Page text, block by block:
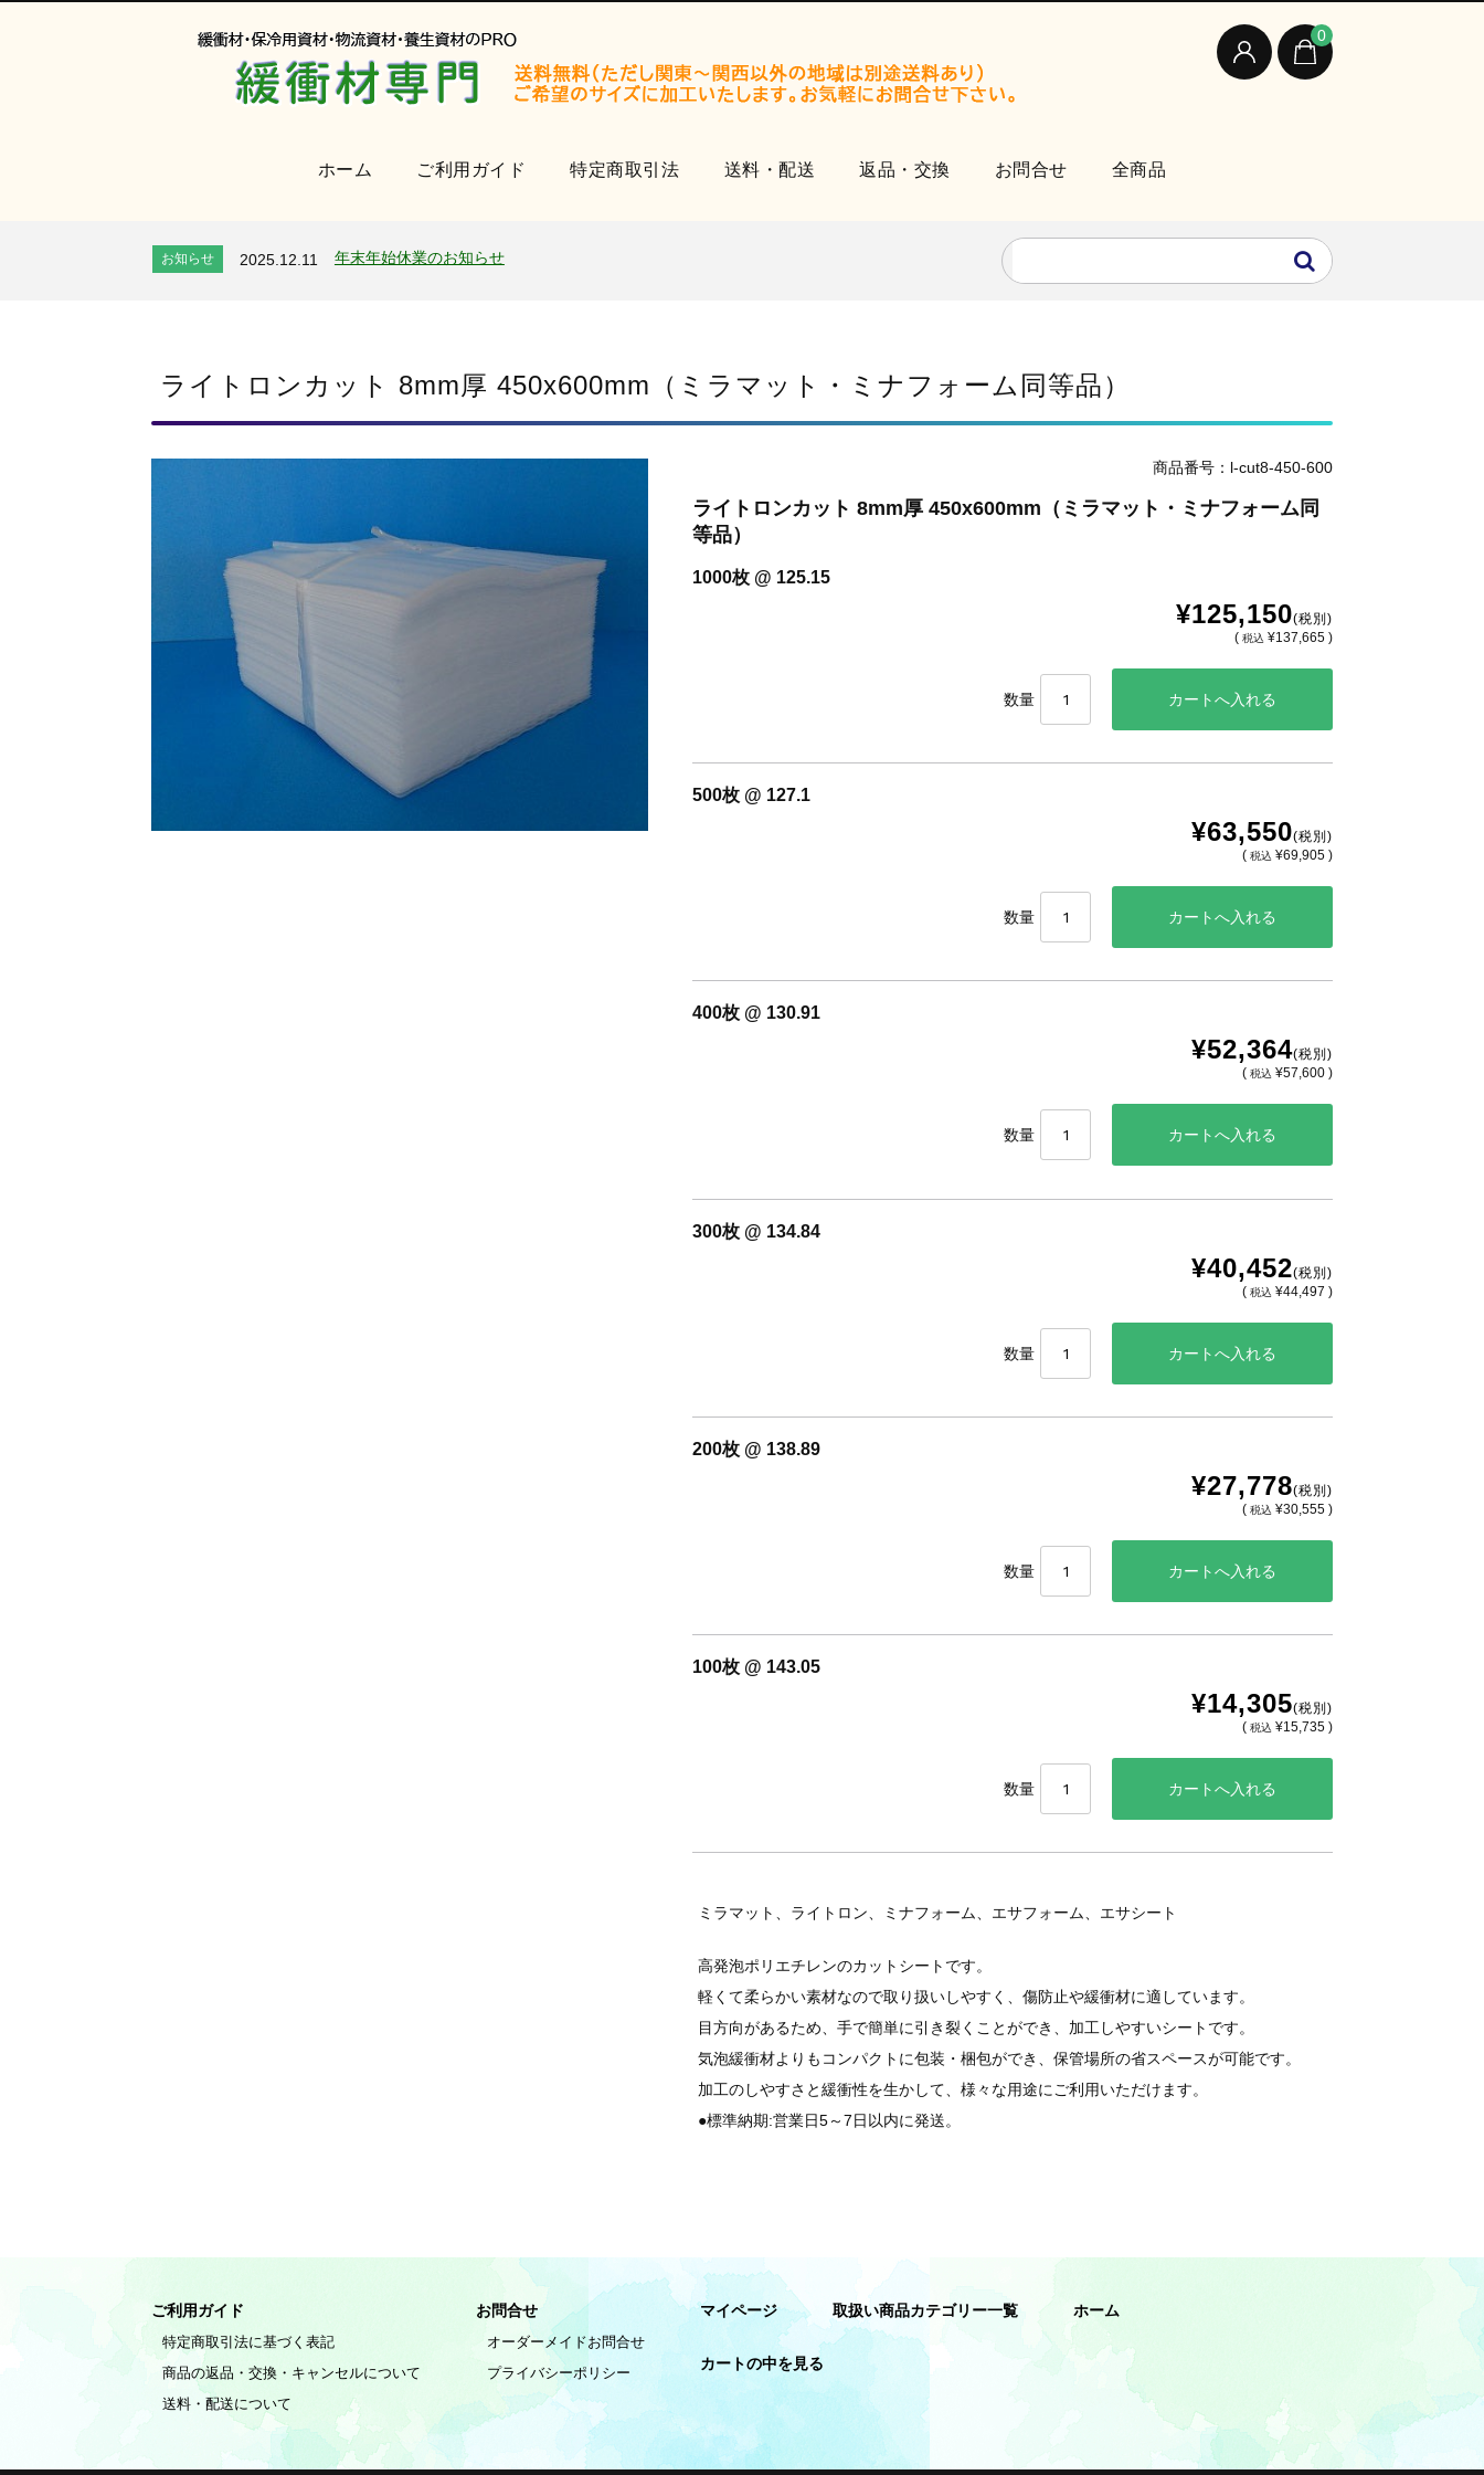
0
ホーム ご利用ガイド 特定商取引法 送料・配送 返品・交換 お問合せ 全商品
お知らせ 2025.12.11 年末年始休業のお知らせ
お知らせ 2026.7.24 2026年 夏季休業のお知らせ
ライトロンカット 8mm厚 450x600mm（ミラマット・ミナフォーム同等品）
商品番号：l-cut8-450-600
ライトロンカット 8mm厚 450x600mm（ミラマット・ミナフォーム同
等品）
1000枚 @ 125.15
¥125,150(税別)
( 税込 ¥137,665 )
数量
500枚 @ 127.1
¥63,550(税別)
( 税込 ¥69,905 )
数量
400枚 @ 130.91
¥52,364(税別)
( 税込 ¥57,600 )
数量
300枚 @ 134.84
¥40,452(税別)
( 税込 ¥44,497 )
数量
200枚 @ 138.89
¥27,778(税別)
( 税込 ¥30,555 )
数量
100枚 @ 143.05
¥14,305(税別)
( 税込 ¥15,735 )
数量
ミラマット、ライトロン、ミナフォーム、エサフォーム、エサシート
高発泡ポリエチレンのカットシートです。
軽くて柔らかい素材なので取り扱いしやすく、傷防止や緩衝材に適しています。
目方向があるため、手で簡単に引き裂くことができ、加工しやすいシートです。
気泡緩衝材よりもコンパクトに包装・梱包ができ、保管場所の省スペースが可能です。
加工のしやすさと緩衝性を生かして、様々な用途にご利用いただけます。
●標準納期:営業日5～7日以内に発送。
ご利用ガイド
特定商取引法に基づく表記
商品の返品・交換・キャンセルについて
送料・配送について
お問合せ
オーダーメイドお問合せ
プライバシーポリシー
マイページ 取扱い商品カテゴリー一覧 ホーム
カートの中を見る